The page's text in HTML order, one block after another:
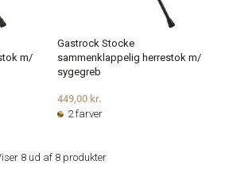
m/
Gastrock Stocke
sammenklappelig herrestok m/
sygegreb
449,00 kr.
2 farver
8 ud af 8 produkter